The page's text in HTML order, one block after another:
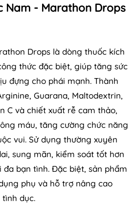
Nam - Marathon Drops
Drops là dòng thuốc kích
thức đặc biệt, giúp tăng sức
đựng cho phái mạnh. Thành
Guarana, Maltodextrin,
C và chiết xuất rễ cam thảo,
máu, tăng cường chức năng
vui. Sử dụng thường xuyên
sung mãn, kiểm soát tốt hơn
bạn tình. Đặc biệt, sản phẩm
phụ và hỗ trợ nâng cao
dục.